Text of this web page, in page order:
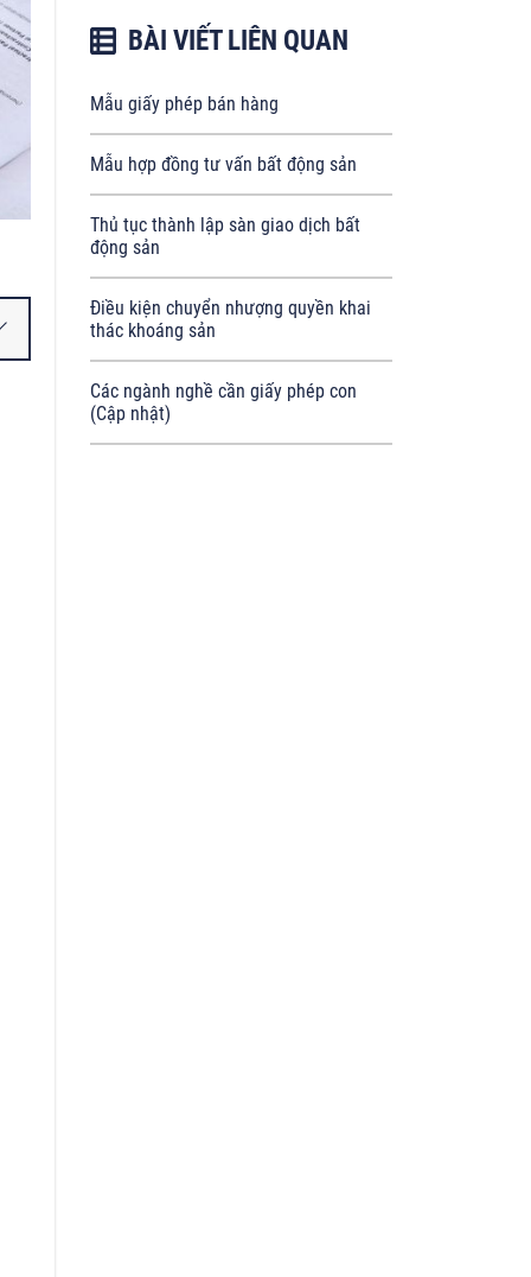
BÀI VIẾT LIÊN QUAN
Mẫu giấy phép bán hàng
Mẫu hợp đồng tư vấn bất động sản
Thủ tục thành lập sàn giao dịch bất
động sản
Điều kiện chuyển nhượng quyền khai
thác khoáng sản
Các ngành nghề cần giấy phép con
(Cập nhật)